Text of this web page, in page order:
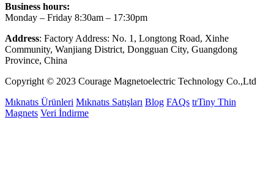
Business hours:
Monday – Friday 8:30am – 17:30pm
Address: Factory Address: No. 1, Longtong Road, Xinhe
Community, Wanjiang District, Dongguan City, Guangdong
Province, China
Copyright © 2023 Courage Magnetoelectric Technology Co.,Ltd
Mıknatıs Ürünleri Mıknatıs Satışları Blog FAQs trTiny Thin
Magnets Veri İndirme